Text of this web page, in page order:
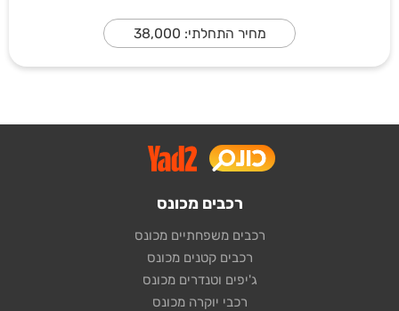
מחיר התחלתי: 38,000
רכבים מכונס
רכבים משפחתיים מכונס
רכבים קטנים מכונס
ג'יפים וטנדרים מכונס
רכבי יוקרה מכונס